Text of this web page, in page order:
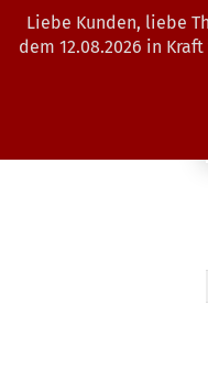
Liebe Kunden, liebe
dem 12.08.2026 in